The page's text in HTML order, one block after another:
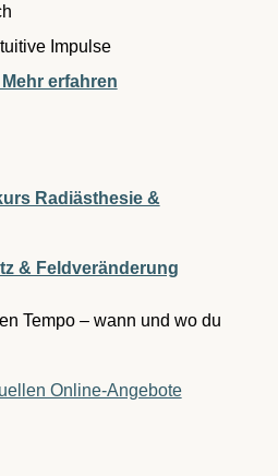
Impulse
erfahren
Radiästhesie &
& Feldveränderung
Tempo – wann und wo du
Online-Angebote